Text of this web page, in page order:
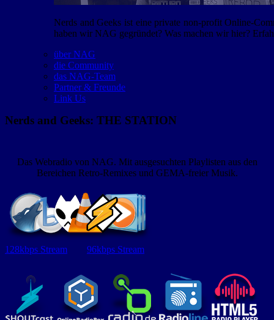
Nerds and Geeks ist eine private non-profit Online-
haben wir NAG gegründet? Was machen wir hier?
über NAG
die Community
das NAG-Team
Partner & Freunde
Link Us
Nerds and Geeks: THE STATION
Das Webradio von NAG. Mit ausgesuchten Playlisten aus den
Bereichen Retro-Remixes und GEMA-freier Musik.
128kbps Stream 96kbps Stream